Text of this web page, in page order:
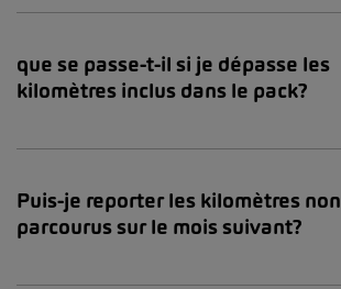
que se passe-t-il si je dépasse les
kilomètres inclus dans le pack?
Puis-je reporter les kilomètres non
parcourus sur le mois suivant?